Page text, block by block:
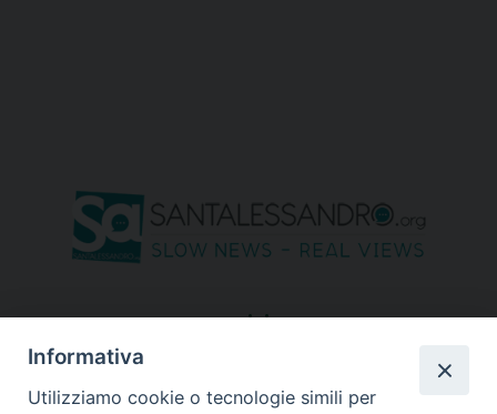
seguici su
Informativa
Utilizziamo cookie o tecnologie simili per